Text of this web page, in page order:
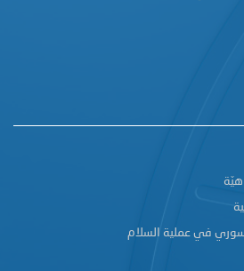
في عملية السلام